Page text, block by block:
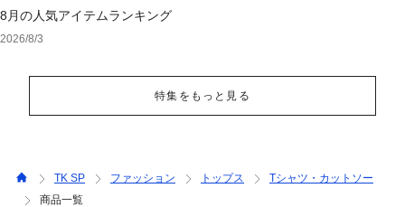
8月の人気アイテムランキング
2026/8/3
特集をもっと見る
TK SP ファッション トップス
Tシャツ・カットソー
商品一覧